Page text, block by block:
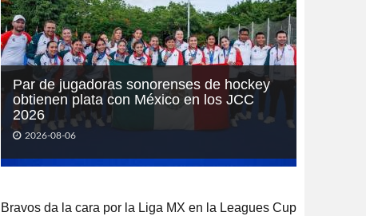
Par de jugadoras sonorenses de hockey
obtienen plata con México en los JCC
2026
2026-08-06
Bravos da la cara por la Liga MX en la Leagues Cup